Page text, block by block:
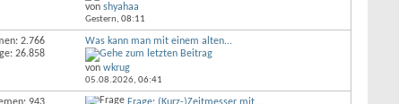
von shyahaa
Gestern, 08:11
2.766
26.858
Was kann man mit einem alten...
von wkrug
05.08.2026, 06:41